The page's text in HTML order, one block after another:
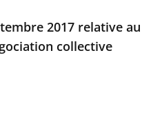
2017 relative au
collective